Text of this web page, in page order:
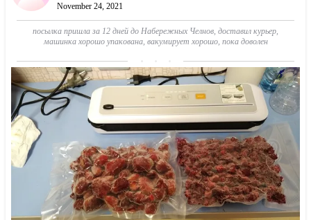
November 24, 2021
посылка пришла за 12 дней до Набережных Челнов, доставил курьер,
машинка хорошо упакована, вакумирует хорошо, пока доволен